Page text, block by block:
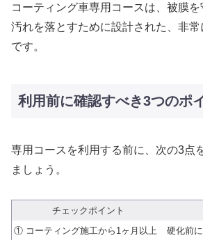
コーティング車専用コースは、被膜
汚れを落とすために設計された、非
です。
利用前に確認すべき3つのポ
専用コースを利用する前に、次の3点
ましょう。
チェックポイント
① コーティング施工から1ヶ月以上
硬化前